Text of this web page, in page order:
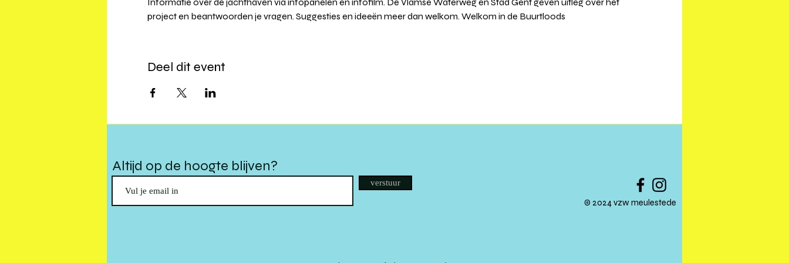
project en beantwoorden je vragen. Suggesties en ideeën meer dan welkom. Welkom in de Buurtloods
Deel dit event
Altijd op de hoogte blijven?
verstuur
© 2024 vzw meulestede